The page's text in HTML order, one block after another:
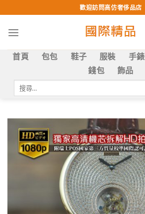
to
content
歡迎訪問高仿奢侈品店
首頁 包包 鞋子 服裝 手錶
錢包
飾品